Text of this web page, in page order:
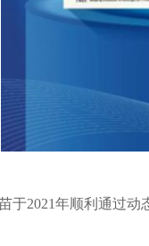
2021年顺利通过